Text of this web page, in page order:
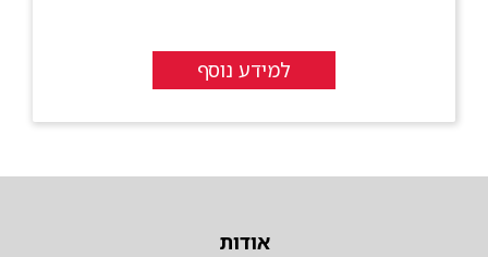
למידע נוסף
אודות